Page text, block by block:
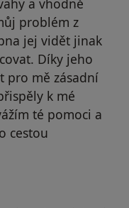
a vhodně
problém z
jej vidět jinak
Díky jeho
pro mě zásadní
k mé
té pomoci a
cestou